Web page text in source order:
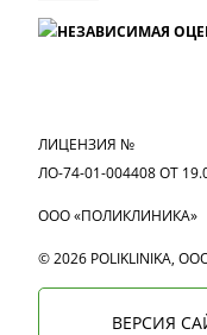
ЛИЦЕНЗИЯ №
ЛО-74-01-004408 ОТ
ООО «ПОЛИКЛИНИКА»
© 2026 POLIKLINIKA,
ВЕРСИЯ